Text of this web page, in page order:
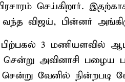
பிரசாரம் செய்கிறார்.
விஜய், பின்னர்
3 மணியளவில்
அவினாசி பழைய
வேனில் நின்றபடி